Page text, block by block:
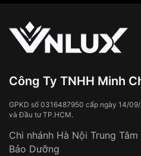
tróc sau một thời gian
Da cá sấu: Chất liệu da
trọng. Tuy nhiên, giá
Da Simili
nước tốt. Dây da Simili
rẻ, chất liệu cứng, khó
Công Ty TNHH Minh
GPKD số 0316487950 cấp ngày 14/
và Đầu tư TP.HCM.
Chi nhánh Hà Nội Trung
Bảo Dưỡng